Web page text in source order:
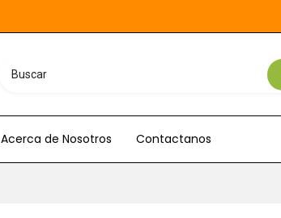
Acerca de Nosotros Contactanos